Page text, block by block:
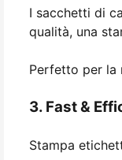
I sacchetti di
qualità, una
Perfetto per la
3. Fast &
Stampa